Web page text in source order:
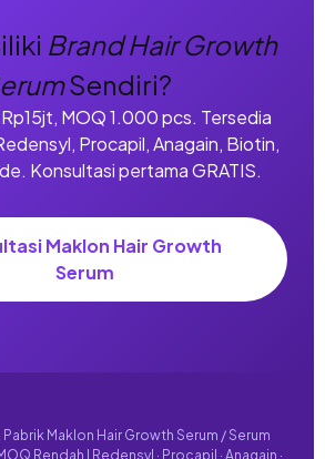
Brand Hair Growth
Sendiri?
MOQ 1.000 pcs. Tersedia
Procapil, Anagain, Biotin,
Konsultasi pertama GRATIS.
Maklon Hair Growth
Serum
Maklon Hair Growth Serum / Serum
Rendah | Redensyl · Procapil · Anagain ·